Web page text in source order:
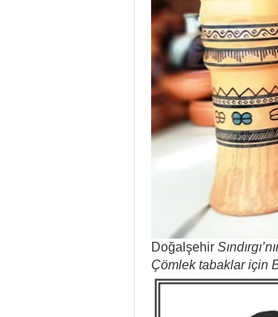
Doğalşehir
Çömlek tabaklar için